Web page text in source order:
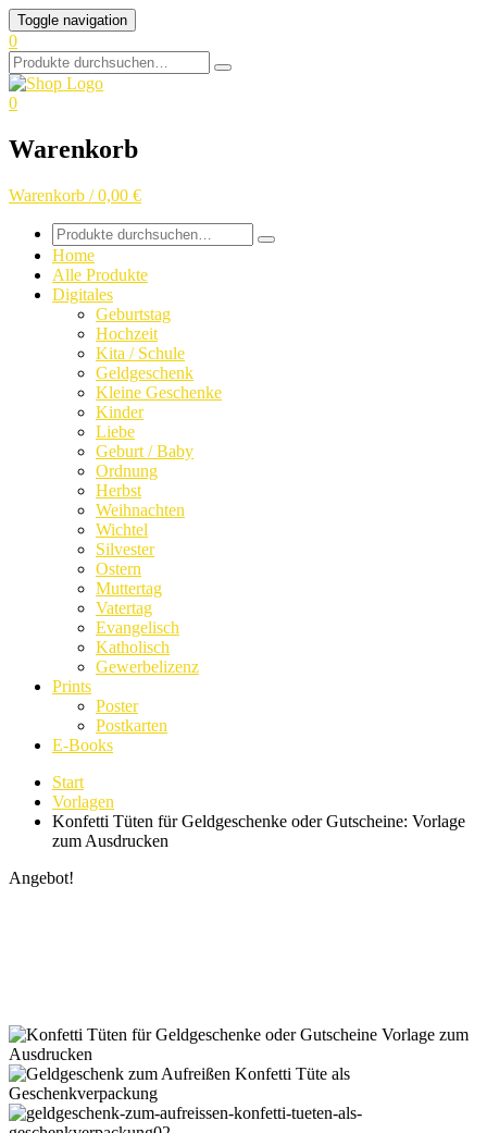
Skip
to
content
Toggle navigation
0
Search
for:
0
Warenkorb
Warenkorb / 0,00 €
Search
for:
Home
Alle Produkte
Digitales
Geburtstag
Hochzeit
Kita / Schule
Geldgeschenk
Kleine Geschenke
Kinder
Liebe
Geburt / Baby
Ordnung
Herbst
Weihnachten
Wichtel
Silvester
Ostern
Muttertag
Vatertag
Evangelisch
Katholisch
Gewerbelizenz
Prints
Poster
Postkarten
E-Books
Start
Vorlagen
Konfetti Tüten für Geldgeschenke oder Gutscheine: Vorlage
zum Ausdrucken
Angebot!